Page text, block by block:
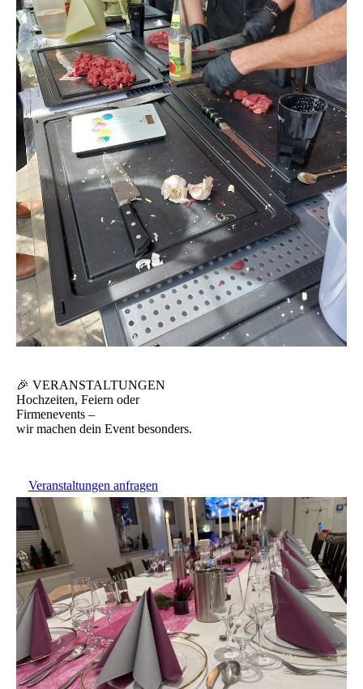
🎉 VERANSTALTUNGEN
Hochzeiten, Feiern oder
Firmenevents –
wir machen dein Event besonders.
Veranstaltungen anfragen